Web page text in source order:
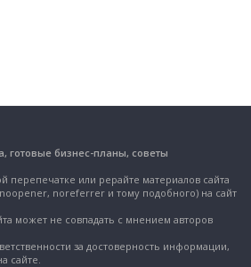
готовые бизнес-планы, советы
перепечатке или рерайте материалов сайта
noreferrer и тому подобного) на сайт
может не совпадать с мнением авторов
за достоверность информации,
сайте.